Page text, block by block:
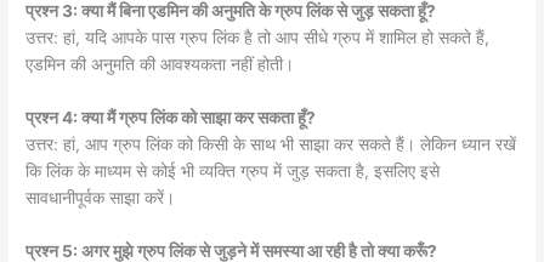
प्रश्न 3: क्या मैं बिना एडमिन की अनुमति के ग्रुप लिंक से जुड़ सकता हूँ?
उत्तर: हां, यदि आपके पास ग्रुप लिंक है तो आप सीधे ग्रुप में शामिल हो सकते हैं,
एडमिन की अनुमति की आवश्यकता नहीं होती।
प्रश्न 4: क्या मैं ग्रुप लिंक को साझा कर सकता हूँ?
उत्तर: हां, आप ग्रुप लिंक को किसी के साथ भी साझा कर सकते हैं। लेकिन ध्यान रखें
कि लिंक के माध्यम से कोई भी व्यक्ति ग्रुप में जुड़ सकता है, इसलिए इसे
सावधानीपूर्वक साझा करें।
प्रश्न 5: अगर मुझे ग्रुप लिंक से जुड़ने में समस्या आ रही है तो क्या करूँ?